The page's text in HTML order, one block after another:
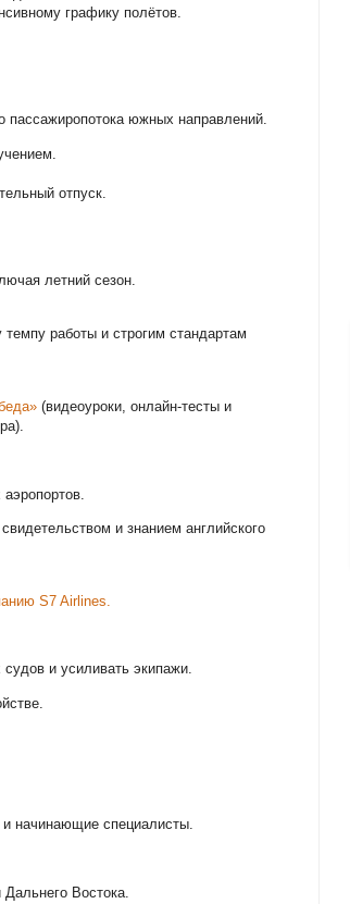
графику полётов.
пассажиропотока южных направлений.
отпуск.
летний сезон.
работы и строгим стандартам
(видеоуроки, онлайн-тесты и
и знанием английского
S7 Airlines.
и усиливать экипажи.
начинающие специалисты.
Востока.